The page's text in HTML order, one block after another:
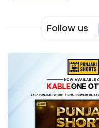
Follow us